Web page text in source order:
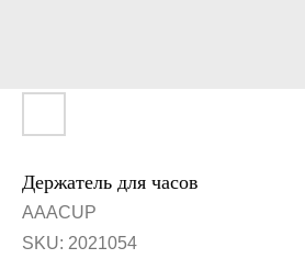
Держатель для часов
AAACUP
SKU: 2021054